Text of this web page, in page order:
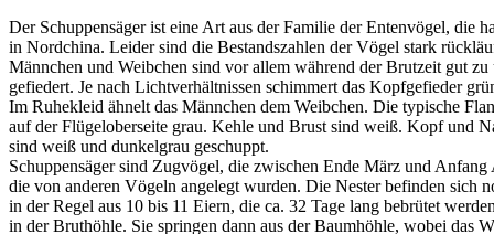
Der Schuppensäger ist eine Art aus der Familie der Entenvögel, die
in Nordchina. Leider sind die Bestandszahlen der Vögel stark
Männchen und Weibchen sind vor allem während der Brutzeit gut
gefiedert. Je nach Lichtverhältnissen schimmert das Kopfgefieder
Im Ruhekleid ähnelt das Männchen dem Weibchen. Die typische
auf der Flügeloberseite grau. Kehle und Brust sind weiß. Kopf und
sind weiß und dunkelgrau geschuppt.
Schuppensäger sind Zugvögel, die zwischen Ende März und
die von anderen Vögeln angelegt wurden. Die Nester befinden sich
in der Regel aus 10 bis 11 Eiern, die ca. 32 Tage lang bebrütet
in der Bruthöhle. Sie springen dann aus der Baumhöhle, wobei das